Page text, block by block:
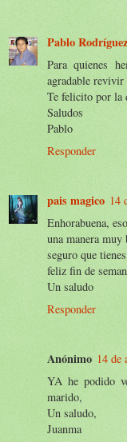
Pablo
Para quienes
agradable revivir
Te felicito por la
Saludos
Pablo
Responder
pais magico 14
Enhorabuena,
una manera muy
seguro que
feliz fin de
Un saludo
Responder
Anónimo 14 de
YA he podido
marido,
Un saludo,
Juanma